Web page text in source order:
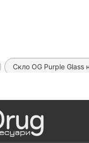
Скло OG Purple Glass
Чохол Pretty Ring Case на